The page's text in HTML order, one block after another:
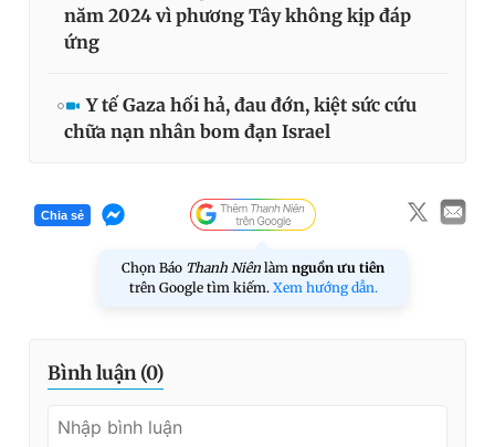
năm 2024 vì phương Tây không kịp đáp
ứng
Y tế Gaza hối hả, đau đớn, kiệt sức cứu
chữa nạn nhân bom đạn Israel
Chia sẻ
Chọn Báo Thanh Niên làm nguồn ưu tiên
trên Google tìm kiếm. Xem hướng dẫn.
Bình luận (0)